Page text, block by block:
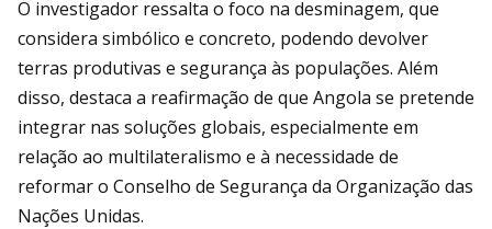
O investigador ressalta o foco na desminagem, que
considera simbólico e concreto, podendo devolver
terras produtivas e segurança às populações. Além
disso, destaca a reafirmação de que Angola se pretende
integrar nas soluções globais, especialmente em
relação ao multilateralismo e à necessidade de
reformar o Conselho de Segurança da Organização das
Nações Unidas.